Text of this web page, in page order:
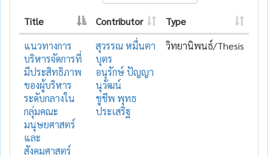
Title Contributor
Type
แนวทางการ
บริหารจัดการที่
มีประสิทธิภาพ
ของผู้บริหาร
ระดับกลางใน
กลุ่มคณะ
มนุษยศาสตร์
และ
สังคมศาสตร์
สุวรรณ หมื่นตา
บุตร
อนุรักษ์ ปัญญา
นุวัฒน์
ชูชีพ พุทธ
ประเสริฐ
วิทยานิพนธ์/Thesis